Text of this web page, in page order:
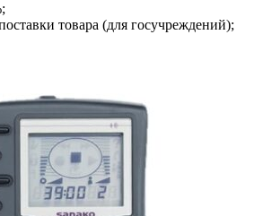
товара (для госучреждений);